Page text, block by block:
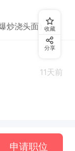
炒浇头面）
11天前
收藏
分享
申请职位